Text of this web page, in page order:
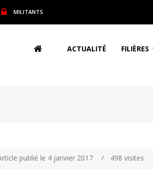
MILITANTS
ACTUALITÉ FILIÈRES
publié le 4 janvier 2017 / 498 visites